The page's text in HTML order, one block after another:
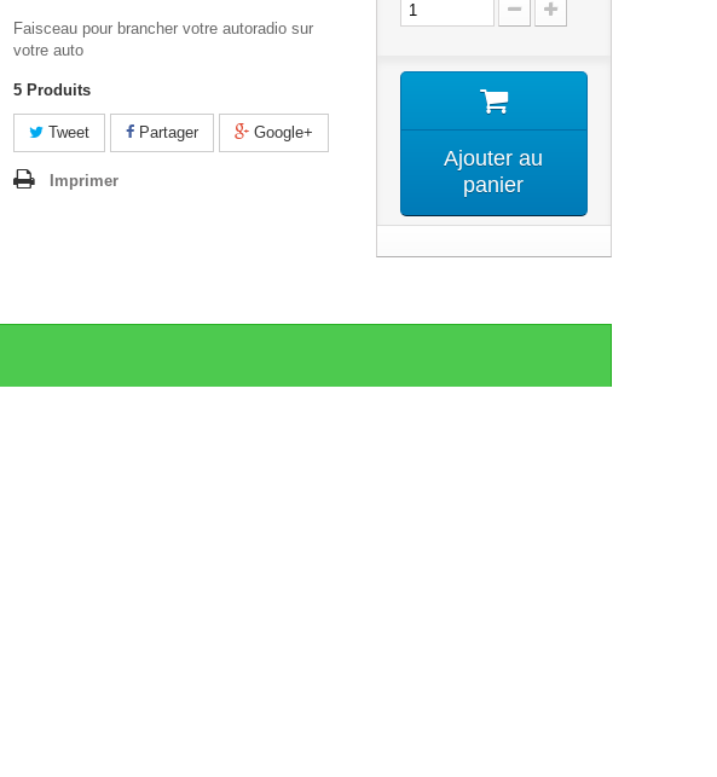
Faisceau pour brancher votre autoradio sur
votre auto
5 Produits
Tweet Partager Google+
Imprimer
Ajouter au
panier